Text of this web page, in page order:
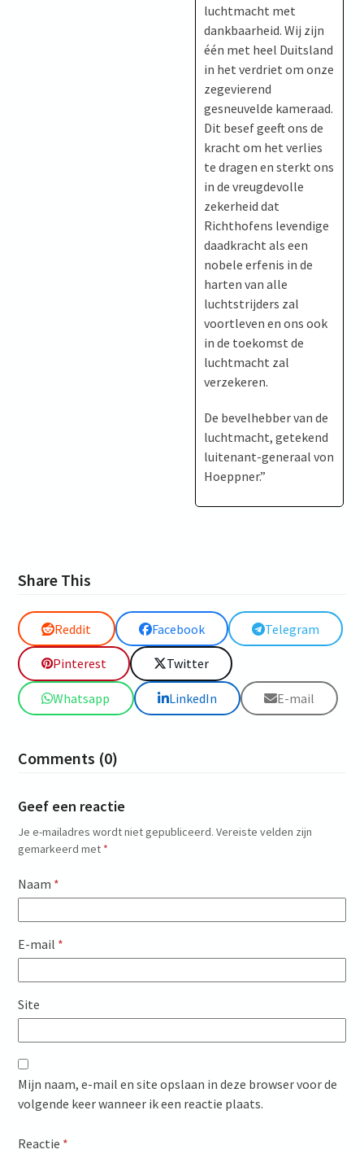
luchtmacht met
dankbaarheid. Wij zijn
één met heel Duitsland
in het verdriet om onze
zegevierend
gesneuvelde kameraad.
Dit besef geeft ons de
kracht om het verlies
te dragen en sterkt ons
in de vreugdevolle
zekerheid dat
Richthofens levendige
daadkracht als een
nobele erfenis in de
harten van alle
luchtstrijders zal
voortleven en ons ook
in de toekomst de
luchtmacht zal
verzekeren.
De bevelhebber van de
luchtmacht, getekend
luitenant-generaal von
Hoeppner.”
Share This
Reddit Facebook Telegram
Pinterest Twitter
Whatsapp LinkedIn E-mail
Comments (0)
Geef een reactie
Je e-mailadres wordt niet gepubliceerd. Vereiste velden zijn
gemarkeerd met *
Naam *
E-mail *
Site
Mijn naam, e-mail en site opslaan in deze browser voor de
volgende keer wanneer ik een reactie plaats.
Reactie *